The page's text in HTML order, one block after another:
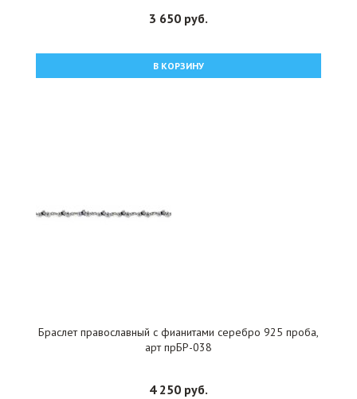
3 650 руб.
В КОРЗИНУ
Браслет православный с фианитами серебро 925 проба,
арт прБР-038
4 250 руб.